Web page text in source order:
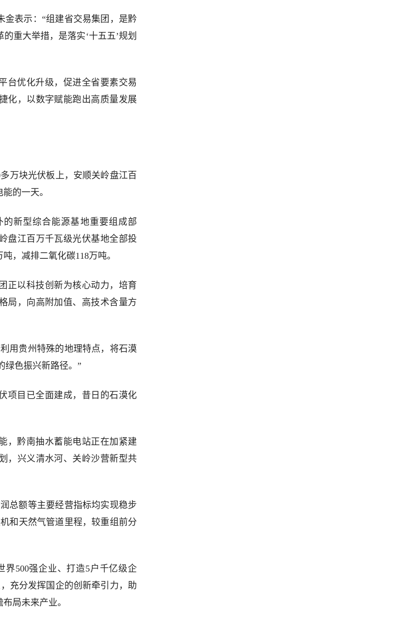
表示：“组建省交易集团，是黔
重大举措，是落实‘十五五’规划
台优化升级，促进全省要素交易
化，以数字赋能跑出高质量发展
万块光伏板上，安顺关岭盘江百
的一天。
新型综合能源基地重要组成部
盘江百万千瓦级光伏基地全部投
，减排二氧化碳118万吨。
正以科技创新为核心动力，培育
局，向高附加值、高技术含量方
用贵州特殊的地理特点，将石漠
绿色振兴新路径。”
项目已全面建成，昔日的石漠化
，黔南抽水蓄能电站正在加紧建
，兴义清水河、关岭沙营新型共
总额等主要经营指标均实现稳步
和天然气管道里程，较重组前分
界500强企业、打造5户千亿级企
充分发挥国企的创新牵引力，助
局未来产业。